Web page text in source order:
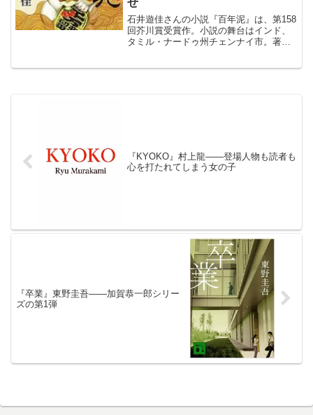
せ
石井遊佳さんの小説『百年泥』は、第158
回芥川賞受賞作。小説の舞台はインド、
タミル・ナードゥ州チェンナイ市。著者
『KYOKO』村上龍――登場人物も読者も
心を打たれてしまう女の子
『卒業』東野圭吾――加賀恭一郎シリー
ズの第1弾